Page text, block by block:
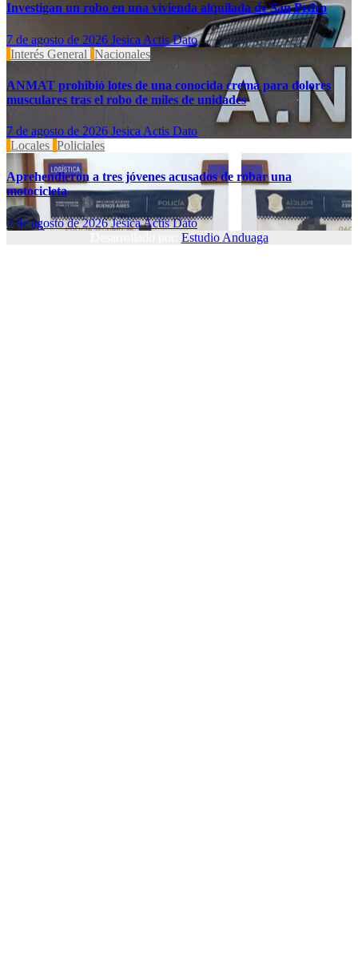
Investigan un robo en una vivienda alquilada de San Pedro
7 de agosto de 2026 Jesica Actis Dato
Interés General Nacionales
ANMAT prohibió lotes de una conocida crema para dolores
musculares tras el robo de miles de unidades
7 de agosto de 2026 Jesica Actis Dato
Locales Policiales
Aprehendieron a tres jóvenes acusados de robar una
motocicleta
7 de agosto de 2026Jesica Actis Dato
Estudio Anduaga